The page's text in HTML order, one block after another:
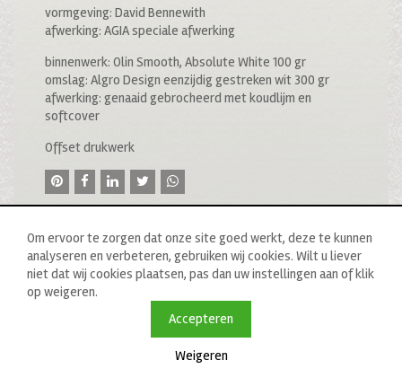
vormgeving: David Bennewith
afwerking: AGIA speciale afwerking
binnenwerk: Olin Smooth, Absolute White 100 gr
omslag: Algro Design eenzijdig gestreken wit 300 gr
afwerking: genaaid gebrocheerd met koudlijm en
softcover
Offset drukwerk
© 2020 drukkerij raddraaier b.v., van ostadestraat 233b, 1073
tn amsterdam, t: 020 673 05 78, f: 020 676 71 00,
info@raddraaierssp.nl
Om ervoor te zorgen dat onze site goed werkt, deze te kunnen
analyseren en verbeteren, gebruiken wij cookies. Wilt u liever
niet dat wij cookies plaatsen, pas dan uw instellingen aan of klik
op weigeren.
Accepteren
Weigeren